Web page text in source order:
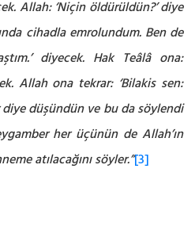
Allah: ‘Niçin öldürüldün?’ diye
cihadla emrolundum. Ben de
diyecek. Hak Teâlâ ona:
Allah ona tekrar: ‘Bilakis sen:
diye düşündün ve bu da söylendi
her üçünün de Allah’ın
atılacağını söyler.”[3]